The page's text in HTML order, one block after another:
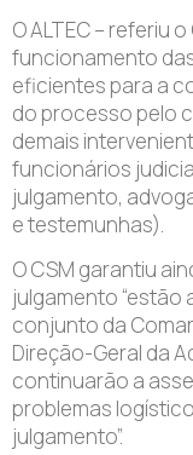
O ALTEC – referiu
funcionamento
eficientes para a
do processo pelo
demais
funcionários
julgamento,
e testemunhas).
O CSM garantiu
julgamento
conjunto da
Direção-Geral da
continuarão a
problemas
julgamento”.